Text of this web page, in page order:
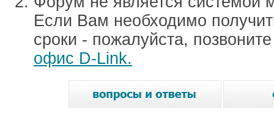
Если Вам необходимо
сроки - пожалуйста,
офис D-Link.